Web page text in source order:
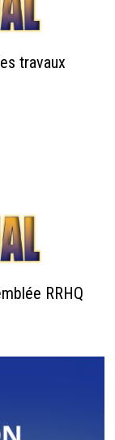
travaux
RRHQ